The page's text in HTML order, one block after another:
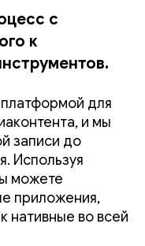
с
к
для
и мы
записи до
Используя
можете
приложения,
нативные во всей